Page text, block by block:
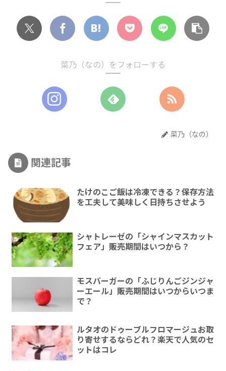
菜乃（なの）をフォローする
菜乃（なの）
関連記事
たけのこご飯は冷凍できる？保存方法
を工夫して美味しく日持ちさせよう
シャトレーゼの「シャインマスカット
フェア」販売期間はいつから？
モスバーガーの「ふじりんごジンジャ
ーエール」販売期間はいつからいつま
で？
ルタオのドゥーブルフロマージュお取
り寄せするならどれ？楽天で人気のセ
ットはコレ